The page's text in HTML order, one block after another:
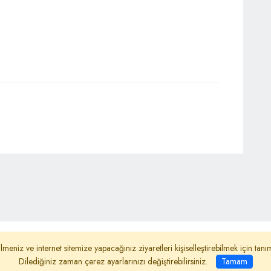
Metni Reklam
Haber Gönder
ve internet sitemize yapacağınız ziyaretleri kişiselleştirebilmek için
Dilediğiniz zaman çerez ayarlarınızı değiştirebilirsiniz.
Tamam